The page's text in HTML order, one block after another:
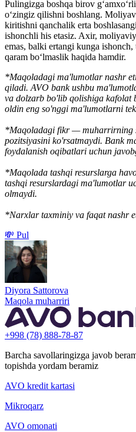
Pulingizga boshqa birov
o‘zingiz qilishni boshlang.
kiritishni qanchalik erta
ishonchli his etasiz. Axir,
emas, balki ertangi kunga
qaram bo‘lmaslik haqida hamdir.
*Maqoladagi ma'lumotlar nashr
qiladi. AVO bank ushbu
va dolzarb bo'lib qolishiga
oldin eng so'nggi ma'lumotlarni
*Maqoladagi fikr — muharrirning
pozitsiyasini ko'rsatmaydi. Bank
foydalanish oqibatlari uchun
*Maqolada tashqi resurslarga
tashqi resurslardagi ma'lumotlar
olmaydi.
*Narxlar taxminiy va faqat nashr
💸 Pul
Diyora Sattorova
Maqola muharriri
+998 (78) 888-78-87
Barcha savollaringizga javob
topishda yordam beramiz
AVO kredit kartasi
Mikroqarz
AVO omonati